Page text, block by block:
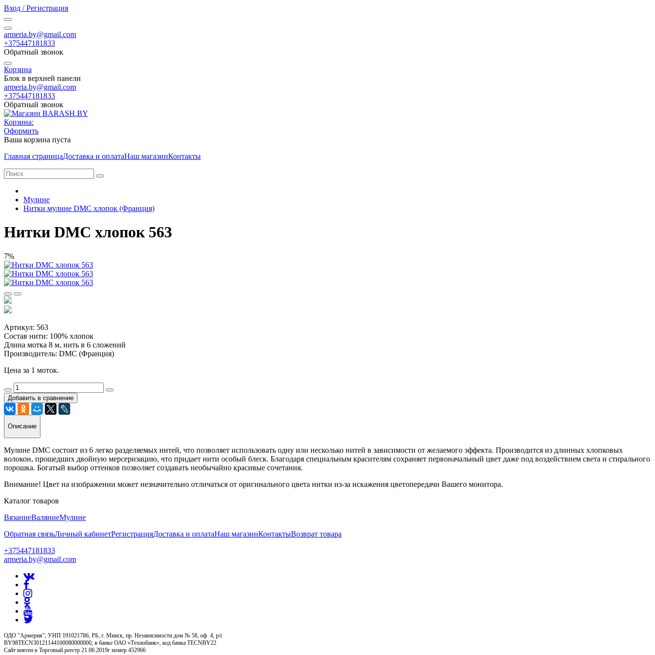
Вход / Регистрация
armeria.by@gmail.com
+375447181833
Обратный звонок
Корзина
Блок в верхней панели
armeria.by@gmail.com
+375447181833
Обратный звонок
Корзина:
Оформить
Ваша корзина пуста
Главная страницаДоставка и оплатаНаш магазинКонтакты
Мулине
Нитки мулине DMC хлопок (Франция)
Нитки DMC хлопок 563
7%
Артикул: 563
Состав нити: 100% хлопок
Длина мотка 8 м, нить в 6 сложений
Производитель: DMC (Франция)
Цена за 1 моток.
Добавить в сравнение
Описание
Мулине DMC состоит из 6 легко разделяемых нитей, что позволяет использовать одну или несколько нитей в зависимости от желаемого эффекта. Производится из длинных хлопковых
волокон, прошедших двойную мерсеризацию, что придает нити особый блеск. Благодаря специальным красителям сохраняет первоначальный цвет даже под воздействием света и стирального
порошка. Богатый выбор оттенков позволяет создавать необычайно красивые сочетания.
Внимание! Цвет на изображении может незначительно отличаться от оригинального цвета нитки из-за искажения цветопередачи Вашего монитора.
Каталог товаров
ВязаниеВаляниеМулине
Обратная связьЛичный кабинетРегистрацияДоставка и оплатаНаш магазинКонтактыВозврат товара
+375447181833
armeria.by@gmail.com
ОДО "Армерия", УНП 191021786, РБ, г. Минск, пр. Независимости дом № 58, оф. 4, р/с
BY98TECN30121144100080000000, в банке ОАО «Технобанк», код банка TECNBY22
Сайт внесен в Торговый реестр 21.06.2019г номер 452966